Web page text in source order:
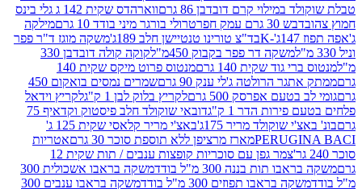
קרם דובדבן 86 גרם
ווארהדס שקית 142 ג גלי בינס
דבש 30 גרם עמק חפר
טרולי בורגר מיני בודד 10 גרם
מילקה
בד"צ טורינו טנטיישן חלב 189ג'
משקה מוגז ד"ר פפר
משקה דר פפר בקבוק 450מ"ל
קוקה קולה דובדבן 330
גוד שקית 140 גרם
מנטוס פרוט מיקס שקית 140
הרולטה ג'לי ענק 90 גרם
שמרים נמסים בואקום 450
אפרסק 500 גרם
לקריץ בלוק לבן 1 ק"ג
לקריץ וידאל
הדר 1 ק"ג
דובאי שוקולד חלב פיסטוק וקדאיף 75
שוקולד מריר 175ג'
באצ'י מריר קלאסי שקית 125 ג'
מארז מרציפן ללא תוספת סוכר 30 גרם
אטריות
צמר גפן עם סוכריות קופצות ענבים / תות שקית 12
תות בננה 300 מ"ל בודד
משקה בראבו אשכולית 300
בראבו תפוזים 300 מ"ל בודד
משקה בראבו ענבים 300